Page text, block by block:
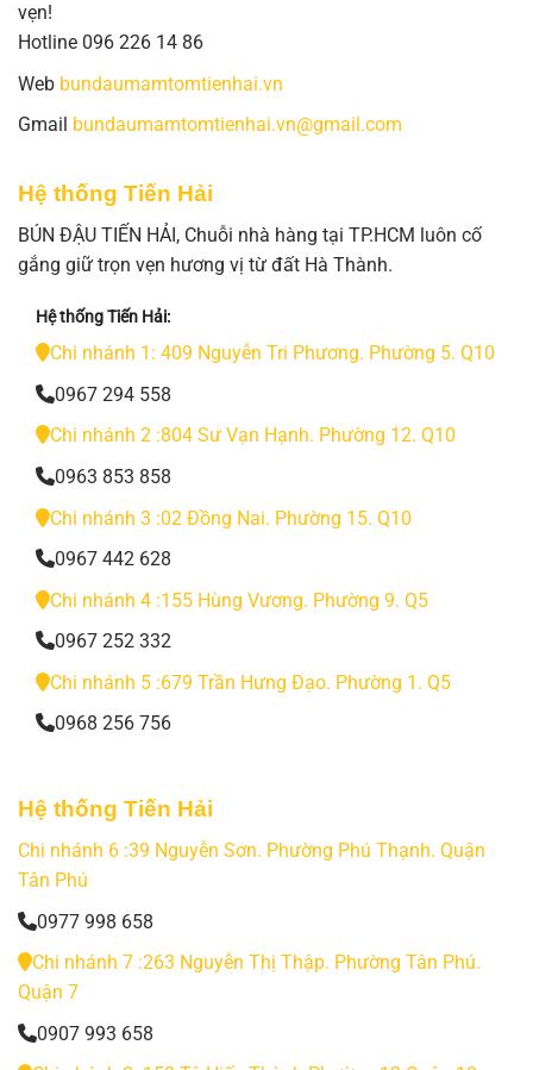
vẹn!
Hotline 096 226 14 86
Web bundaumamtomtienhai.vn
Gmail bundaumamtomtienhai.vn@gmail.com
Hệ thống Tiến Hải
BÚN ĐẬU TIẾN HẢI, Chuỗi nhà hàng tại TP.HCM luôn cố
gắng giữ trọn vẹn hương vị từ đất Hà Thành.
Hệ thống Tiến Hải:
Chi nhánh 1: 409 Nguyễn Tri Phương. Phường 5. Q10
0967 294 558
Chi nhánh 2 :804 Sư Vạn Hạnh. Phường 12. Q10
0963 853 858
Chi nhánh 3 :02 Đồng Nai. Phường 15. Q10
0967 442 628
Chi nhánh 4 :155 Hùng Vương. Phường 9. Q5
0967 252 332
Chi nhánh 5 :679 Trần Hưng Đạo. Phường 1. Q5
0968 256 756
Hệ thống Tiến Hải
Chi nhánh 6 :39 Nguyễn Sơn. Phường Phú Thạnh. Quận
Tân Phú
0977 998 658
Chi nhánh 7 :263 Nguyễn Thị Thập. Phường Tân Phú.
Quận 7
0907 993 658